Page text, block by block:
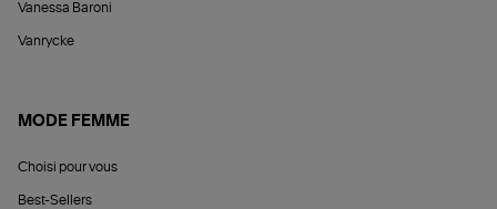
Vanessa Baroni
Vanrycke
MODE FEMME
Choisi pour vous
Best-Sellers